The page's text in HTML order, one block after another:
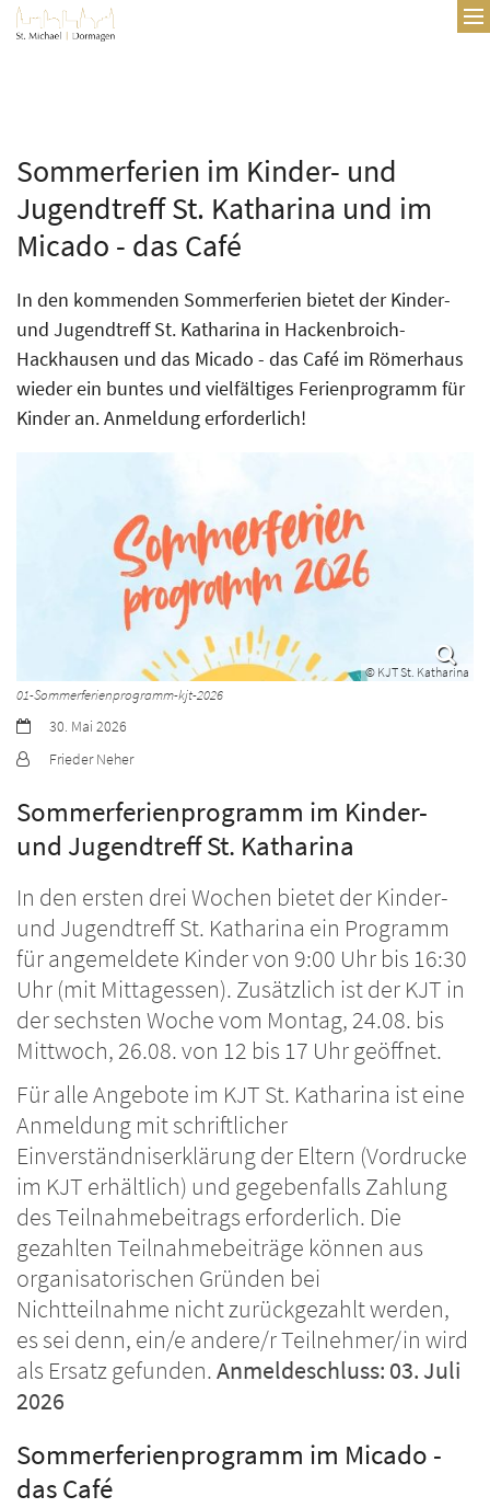
Zum Inhalt springen
Sommerferien im Kinder- und
Jugendtreff St. Katharina und im
Micado - das Café
In den kommenden Sommerferien bietet der Kinder-
und Jugendtreff St. Katharina in Hackenbroich-
Hackhausen und das Micado - das Café im Römerhaus
wieder ein buntes und vielfältiges Ferienprogramm für
Kinder an. Anmeldung erforderlich!
© KJT St. Katharina
01-Sommerferienprogramm-kjt-2026
Datum:30. Mai 2026
Von:
Frieder Neher
Sommerferienprogramm im Kinder-
und Jugendtreff St. Katharina
In den ersten drei Wochen bietet der Kinder-
und Jugendtreff St. Katharina ein Programm
für angemeldete Kinder von 9:00 Uhr bis 16:30
Uhr (mit Mittagessen). Zusätzlich ist der KJT in
der sechsten Woche vom Montag, 24.08. bis
Mittwoch, 26.08. von 12 bis 17 Uhr geöffnet.
Für alle Angebote im KJT St. Katharina ist eine
Anmeldung mit schriftlicher
Einverständniserklärung der Eltern (Vordrucke
im KJT erhältlich) und gegebenfalls Zahlung
des Teilnahmebeitrags erforderlich. Die
gezahlten Teilnahmebeiträge können aus
organisatorischen Gründen bei
Nichtteilnahme nicht zurückgezahlt werden,
es sei denn, ein/e andere/r Teilnehmer/in wird
als Ersatz gefunden.Anmeldeschluss: 03. Juli
2026
Sommerferienprogramm im Micado -
das Café